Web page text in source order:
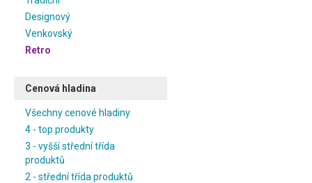
Designový
Venkovský
Retro
Cenová hladina
Všechny cenové hladiny
4 - top produkty
3 - vyšší střední třída
produktů
2 - střední třída produktů